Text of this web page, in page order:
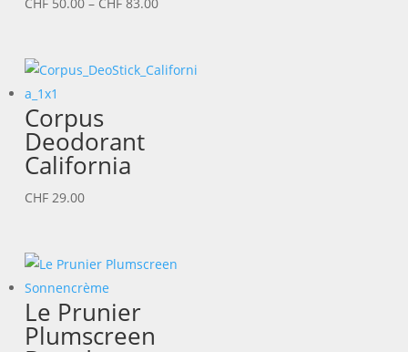
CHF 83.00
Corpus
Deodorant
California
CHF 29.00
Le Prunier
Plumscreen